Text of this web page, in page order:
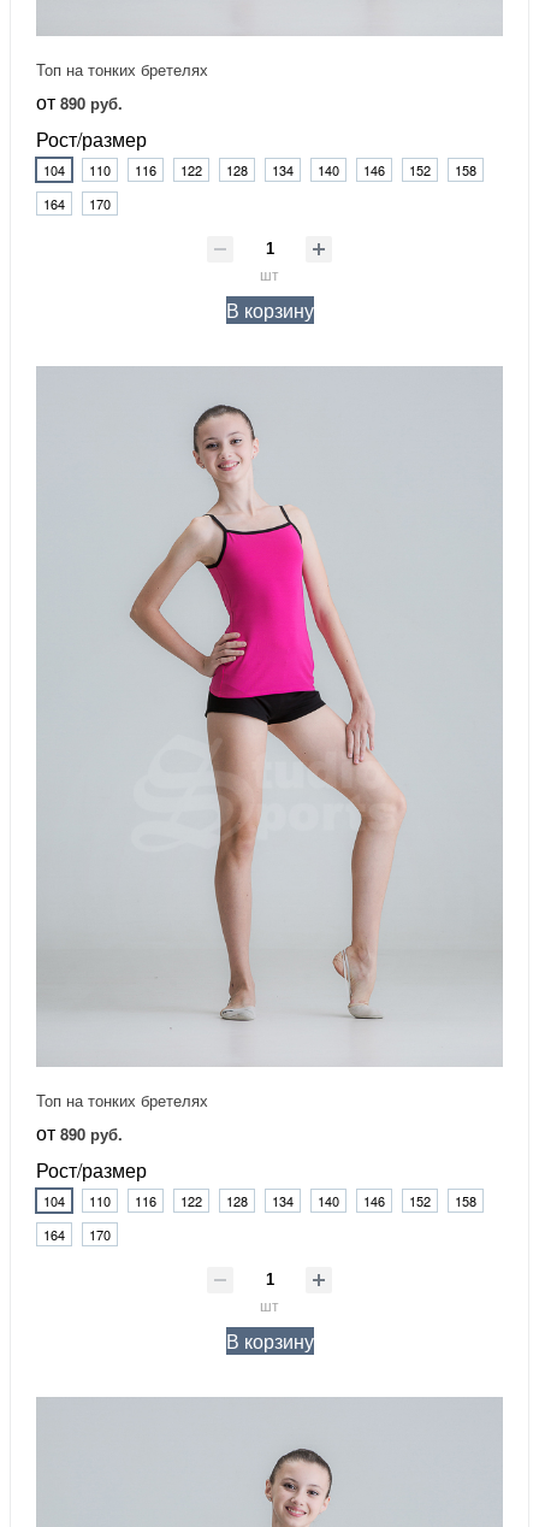
Топ на тонких бретелях
от 890 руб.
Рост/размер
104 110 116 122 128 134 140 146 152
158
164
170
шт
В корзину
Топ на тонких бретелях
от 890 руб.
Рост/размер
104 110 116 122 128 134 140 146 152
158
164
170
шт
В корзину